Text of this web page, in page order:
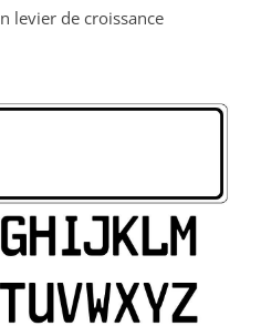
levier de croissance